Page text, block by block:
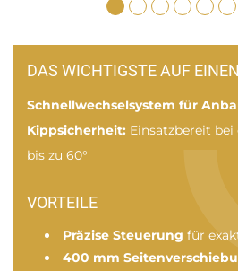
DAS WICHTIGSTE AUF
Schnellwechselsystem für
Kippsicherheit: Einsatzbereit
bis zu 60°
VORTEILE
Präzise Steuerung für
400 mm